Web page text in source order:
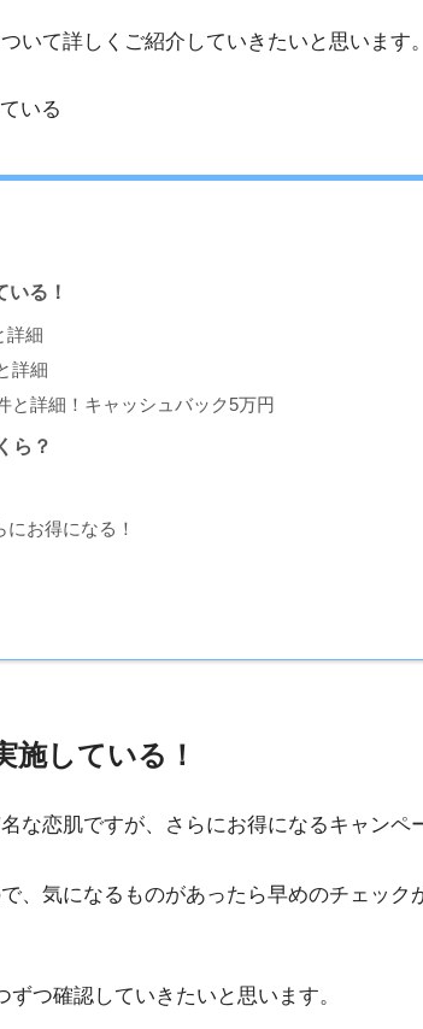
いて詳しくご紹介していきたいと思います。
る！
詳細
詳細
と詳細！キャッシュバック5万円
ら？
お得になる！
施している！
な恋肌ですが、さらにお得になるキャンペ
、気になるものがあったら早めのチェック
つ確認していきたいと思います。